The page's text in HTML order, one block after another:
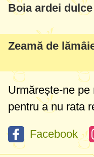
Boia ardei
Zeamă de
Urmărește-ne
pentru a nu rata
Facebook